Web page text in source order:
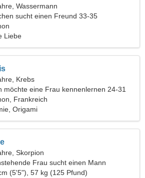
Wassermann
sucht einen Freund 33-35
Liebe
Krebs
möchte eine Frau kennenlernen 24-31
Frankreich
Origami
Skorpion
Frau sucht einen Mann
(5'5"), 57 kg (125 Pfund)